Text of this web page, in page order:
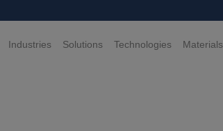
Industries Solutions Technologies Materials